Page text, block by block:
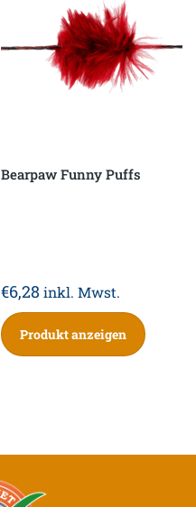
Bearpaw Funny Puffs
€6,28 inkl. Mwst.
Produkt anzeigen